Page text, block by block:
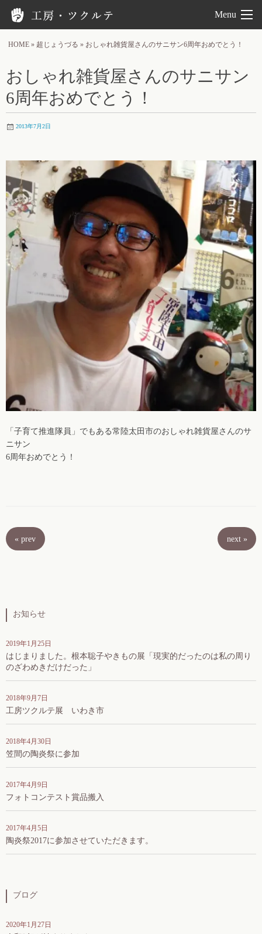
Menu
HOME » 超じょうづる » おしゃれ雑貨屋さんのサニサン6周年おめでとう！
おしゃれ雑貨屋さんのサニサン
6周年おめでとう！
2013年7月2日
「子育て推進隊員」でもある常陸太田市のおしゃれ雑貨屋さんのサ
ニサン
6周年おめでとう！
« prev next »
お知らせ
2019年1月25日
はじまりました。根本聡子やきもの展「現実的だったのは私の周り
のざわめきだけだった」
2018年9月7日
工房ツクルテ展 いわき市
2018年4月30日
笠間の陶炎祭に参加
2017年4月9日
フォトコンテスト賞品搬入
2017年4月5日
陶炎祭2017に参加させていただきます。
ブログ
2020年1月27日